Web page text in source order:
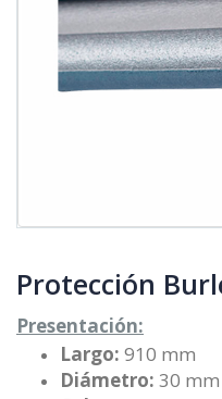
Protección
Presentación:
Largo: 910 mm
Diámetro: 30 mm